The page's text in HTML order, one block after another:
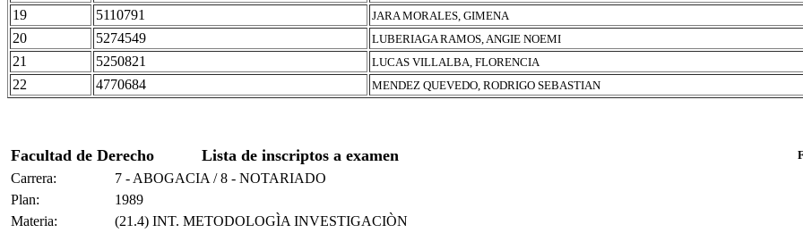
19 5110791 JARA MORALES, GIMENA
20 5274549 LUBERIAGA RAMOS, ANGIE NOEMI
21 5250821 LUCAS VILLALBA, FLORENCIA
22 4770684 MENDEZ QUEVEDO, RODRIGO SEBASTIAN
Facultad de Derecho Lista de inscriptos a examen
Carrera:
7 - ABOGACIA / 8 - NOTARIADO
Plan:
1989
Materia:
(21.4) INT. METODOLOGÌA INVESTIGACIÒN